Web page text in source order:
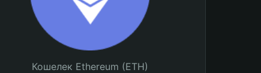
Кошелек Ethereum (ETH)